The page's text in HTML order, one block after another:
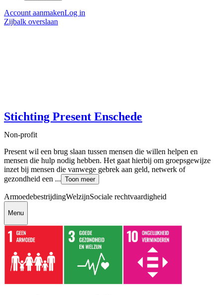
Account aanmakenLog in
Zijbalk overslaan
Stichting Present Enschede
Non-profit
Present wil een brug slaan tussen mensen die willen helpen en
mensen die hulp nodig hebben. Het gaat hierbij om groepsgewijze
inzet bij mensen die vanwege gebrek aan geld, netwerk of
gezondheid een ... Toon meer
ArmoedebestrijdingWelzijnSociale rechtvaardigheid
Menu